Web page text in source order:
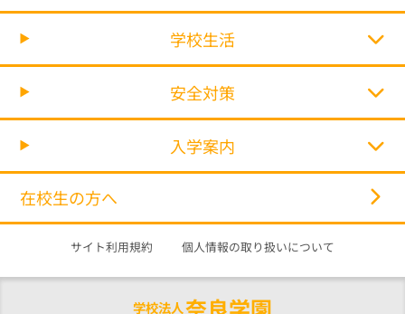
学校生活
安全対策
入学案内
在校生の方へ
サイト利用規約 個人情報の取り扱いについて
学校法人